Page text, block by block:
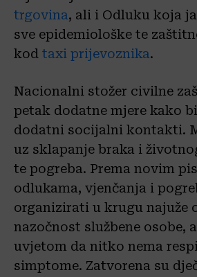
trgovina, ali i Odluku koja
sve epidemiološke te
kod taxi prijevoznika.
Nacionalni stožer civilne
petak dodatne mjere kako
dodatni socijalni kontakti.
uz sklapanje braka i
te pogreba. Prema novim
odlukama, vjenčanja i
organizirati u krugu najuže
nazočnost službene osobe,
uvjetom da nitko nema
simptome. Zatvorena su